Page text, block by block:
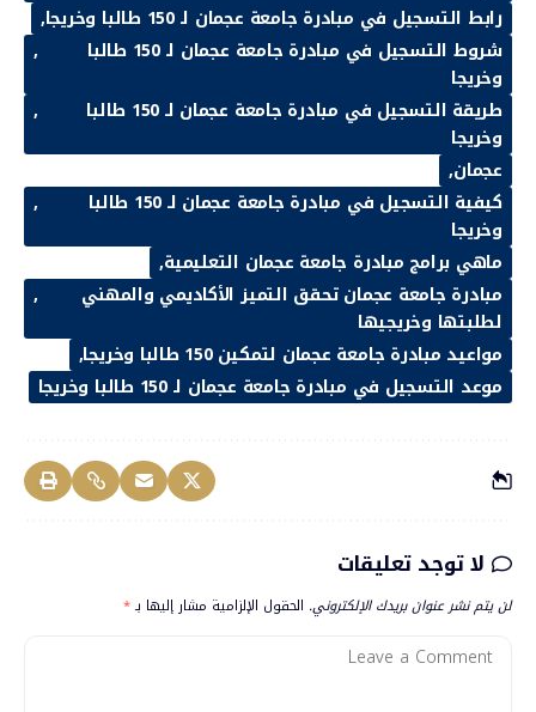
رابط التسجيل في مبادرة جامعة عجمان لـ 150 طالبا وخريجا
شروط التسجيل في مبادرة جامعة عجمان لـ 150 طالبا
وخريجا
طريقة التسجيل في مبادرة جامعة عجمان لـ 150 طالبا
وخريجا
عجمان
كيفية التسجيل في مبادرة جامعة عجمان لـ 150 طالبا
وخريجا
ماهي برامج مبادرة جامعة عجمان التعليمية
مبادرة جامعة عجمان تحقق التميز الأكاديمي والمهني
لطلبتها وخريجيها
مواعيد مبادرة جامعة عجمان لتمكين 150 طالبا وخريجا
موعد التسجيل في مبادرة جامعة عجمان لـ 150 طالبا وخريجا
لا توجد تعليقات
لن يتم نشر عنوان بريدك الإلكتروني. الحقول الإلزامية مشار إليها بـ*